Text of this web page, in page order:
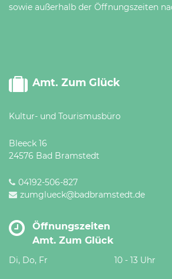
sowie außerhalb der Öffnungszeiten
Amt. Zum Glück
Kultur- und Tourismusbüro
Bleeck 16
24576 Bad Bramstedt
04192-506-827
zumglueck@badbramstedt.de
Öffnungszeiten
Amt. Zum Glück
Di, Do, Fr 10 - 13 Uhr